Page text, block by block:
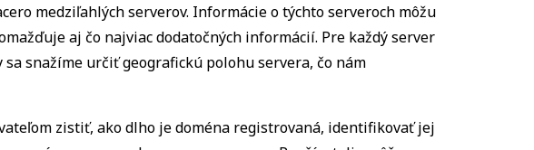
medziľahlých serverov. Informácie o týchto serveroch môžu
aj čo najviac dodatočných informácií. Pre každý server
snažíme určiť geografickú polohu servera, čo nám
zistiť, ako dlho je doména registrovaná, identifikovať jej